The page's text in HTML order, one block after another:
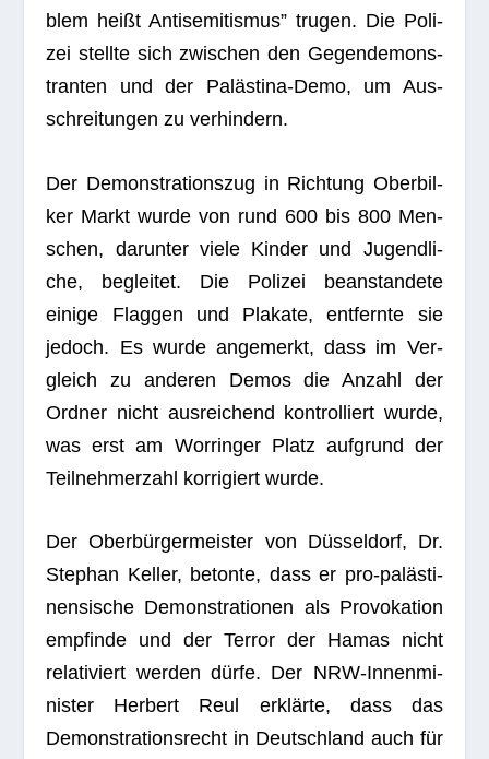
blem heißt Anti­se­mi­tis­mus” tru­gen. Die Poli­
zei stellte sich zwi­schen den Gegen­de­mons­
tran­ten und der Paläs­tina-Demo, um Aus­
schrei­tun­gen zu verhindern.
Der Demons­tra­ti­ons­zug in Rich­tung Ober­bil­
ker Markt wurde von rund 600 bis 800 Men­
schen, dar­un­ter viele Kin­der und Jugend­li­
che, beglei­tet. Die Poli­zei bean­stan­dete
einige Flag­gen und Pla­kate, ent­fernte sie
jedoch. Es wurde ange­merkt, dass im Ver­
gleich zu ande­ren Demos die Anzahl der
Ord­ner nicht aus­rei­chend kon­trol­liert wurde,
was erst am Worrin­ger Platz auf­grund der
Teil­neh­mer­zahl kor­ri­giert wurde.
Der Ober­bür­ger­meis­ter von Düs­sel­dorf, Dr.
Ste­phan Kel­ler, betonte, dass er pro-paläs­ti­
nen­si­sche Demons­tra­tio­nen als Pro­vo­ka­tion
emp­finde und der Ter­ror der Hamas nicht
rela­ti­viert wer­den dürfe. Der NRW-Innen­mi­
nis­ter Her­bert Reul erklärte, dass das
Demons­tra­ti­ons­recht in Deutsch­land auch für